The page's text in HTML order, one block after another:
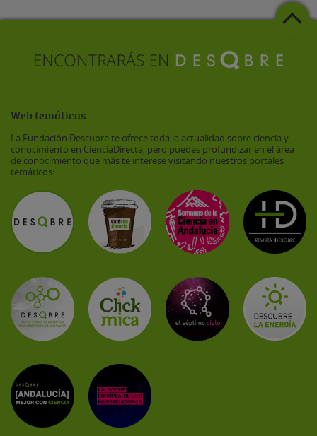
Web temáticas
La Fundación Descubre te ofrece toda la actualidad sobre ciencia y
conocimiento en CienciaDirecta, pero puedes profundizar en el área
de conocimiento que más te interese visitando nuestros portales
temáticos: